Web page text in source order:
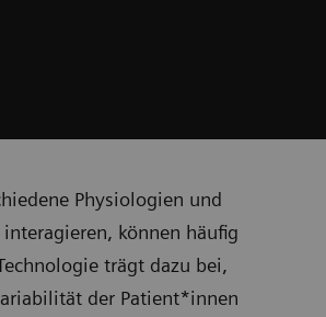
Physiologien und
können häufig
trägt dazu bei,
der Patient*innen